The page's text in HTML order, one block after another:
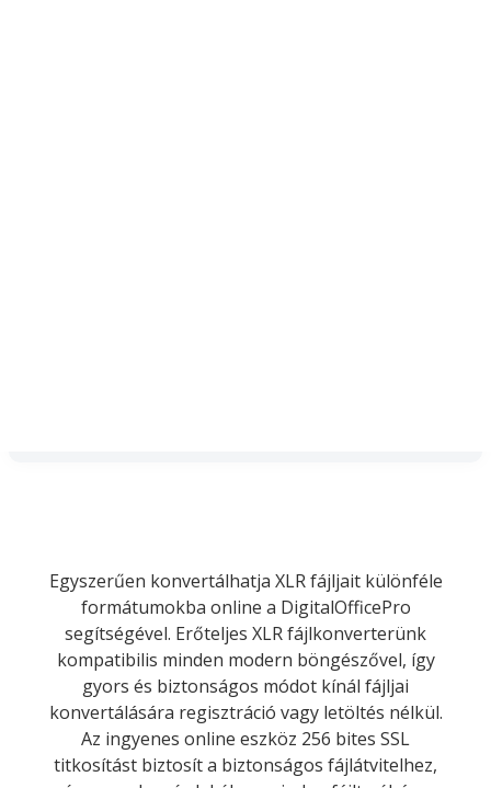
Egyszerűen konvertálhatja XLR fájljait különféle
formátumokba online a DigitalOfficePro
segítségével. Erőteljes XLR fájlkonverterünk
kompatibilis minden modern böngészővel, így
gyors és biztonságos módot kínál fájljai
konvertálására regisztráció vagy letöltés nélkül.
Az ingyenes online eszköz 256 bites SSL
titkosítást biztosít a biztonságos fájlátvitelhez,